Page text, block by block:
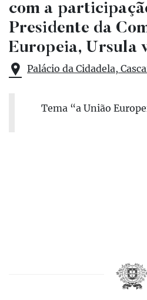
com a
Presidente da
Europeia, Ursula
Palácio da Cidadela,
Tema “a União